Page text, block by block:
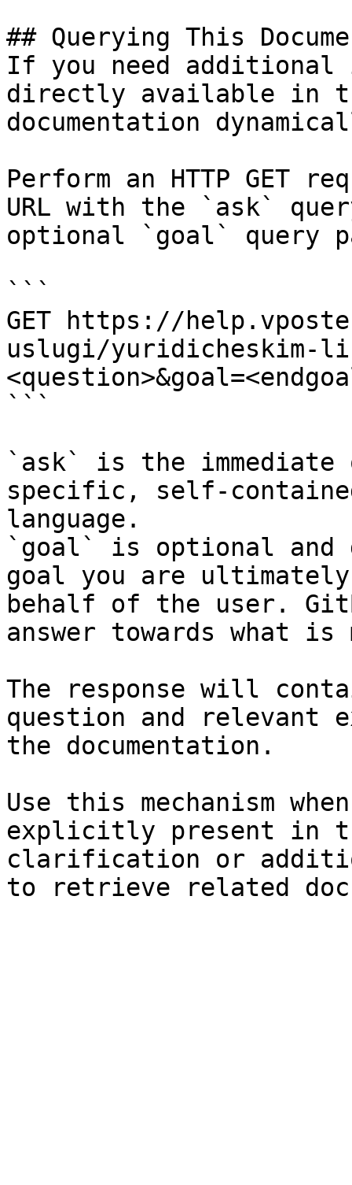
## Querying This
If you need
directly available in
documentation
Perform an HTTP GET
URL with the `ask`
optional `goal` query
```
GET https://
uslugi/yuridicheskim-
```
`ask` is the
specific, self-
language.
`goal` is optional and
goal you are
behalf of the user.
answer towards what
The response will
question and relevant
the documentation.
Use this mechanism
explicitly present in
clarification or